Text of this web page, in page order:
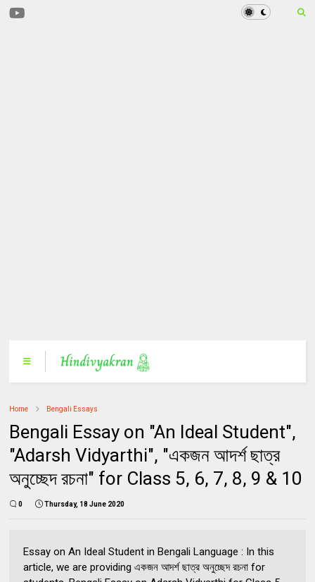
Home Bengali Essays
Bengali Essay on "An Ideal Student",
"Adarsh Vidyarthi", "একজন আদর্শ ছাত্র
অনুচ্ছেদ রচনা" for Class 5, 6, 7, 8, 9 & 10
0 Thursday, 18 June 2020
Essay on An Ideal Student in Bengali Language : In this
article, we are providing একজন আদর্শ ছাত্র অনুচ্ছেদ রচনা for